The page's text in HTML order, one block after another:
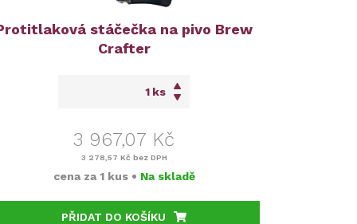
stáčečka na pivo Brew
Crafter
ks
3 967,07 Kč
3 278,57 Kč bez DPH
cena za 1 kus • Na skladě
PŘIDAT DO KOŠÍKU